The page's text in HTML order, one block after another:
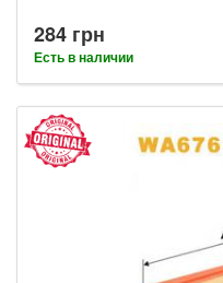
284 грн
Есть в наличии